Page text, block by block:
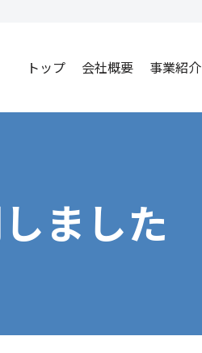
トップ 会社概要 事業紹介
ました